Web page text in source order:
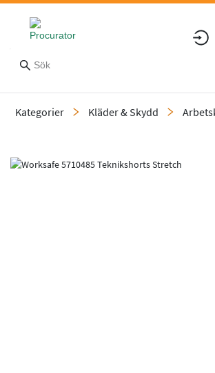
Kategorier Kläder & Skydd
Slide 1 of 4